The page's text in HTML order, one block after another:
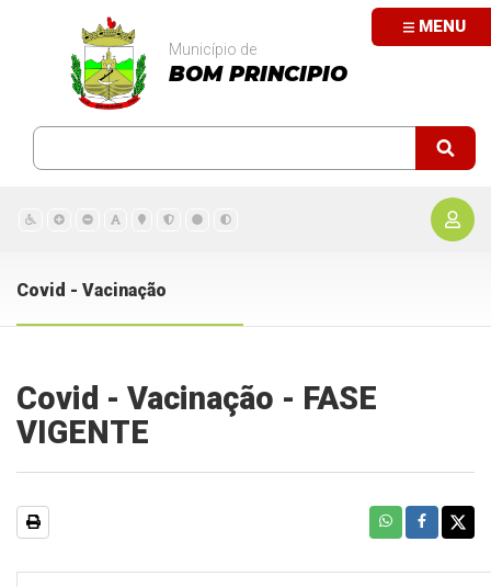
MENU
Município de
BOM PRINCIPIO
Covid - Vacinação
Covid - Vacinação - FASE
VIGENTE